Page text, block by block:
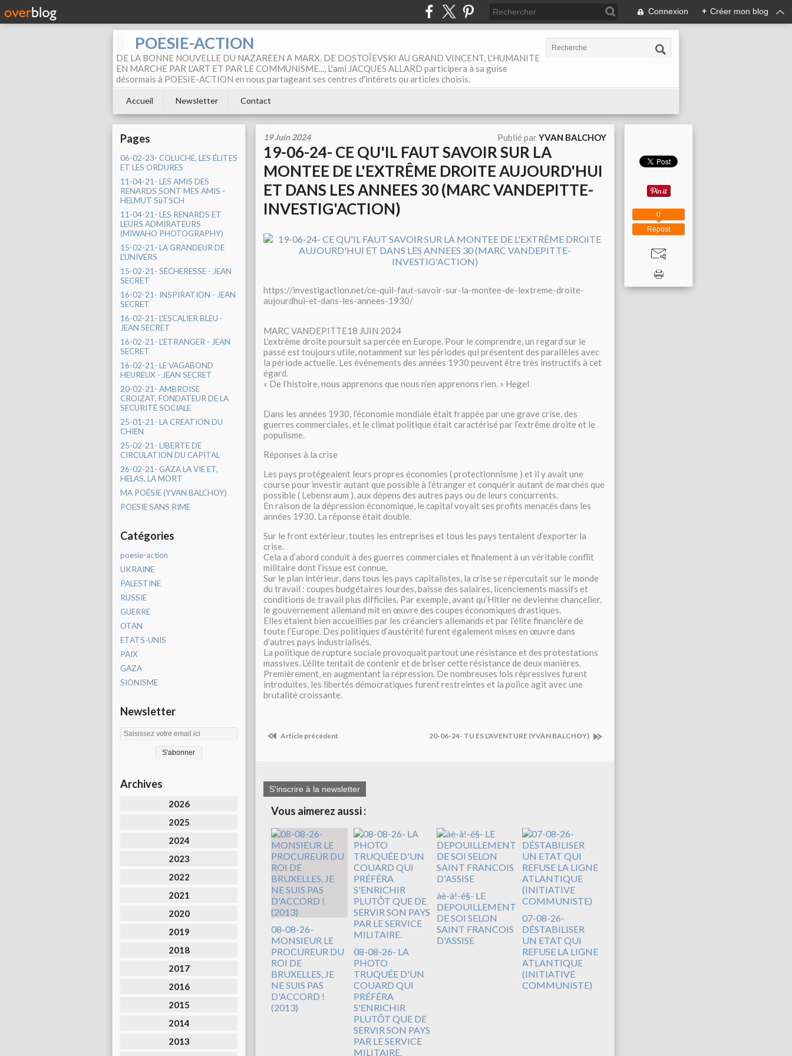
Connexion + Créer mon blog
POESIE-ACTION
DE LA BONNE NOUVELLE DU NAZAREEN A MARX, DE DOSTOÏEVSKI AU GRAND VINCENT, L'HUMANITE
EN MARCHE PAR L'ART ET PAR LE COMMUNISME..., L'ami JACQUES ALLARD participera à sa guise
désormais à POESIE-ACTION en nous partageant ses centres d'intérets ou articles choisis.
Accueil Newsletter Contact
Pages
06-02-23- COLUCHE, LES ÉLITES
ET LES ORDURES
11-04-21- LES AMIS DES
RENARDS SONT MES AMIS -
HELMUT SüTSCH
11-04-21- LES RENARDS ET
LEURS ADMIRATEURS
(MIWAHO PHOTOGRAPHY)
15-02-21- LA GRANDEUR DE
L'UNIVERS
15-02-21- SÉCHERESSE - JEAN
SECRET
16-02-21- INSPIRATION - JEAN
SECRET
16-02-21- L'ESCALIER BLEU -
JEAN SECRET
16-02-21- L'ETRANGER - JEAN
SECRET
16-02-21- LE VAGABOND
HEUREUX - JEAN SECRET
20-02-21- AMBROISE
CROIZAT, FONDATEUR DE LA
SECURITÉ SOCIALE
25-01-21- LA CREATION DU
CHIEN
25-02-21- LIBERTE DE
CIRCULATION DU CAPITAL
26-02-21- GAZA LA VIE ET,
HELAS, LA MORT
MA POÉSIE (YVAN BALCHOY)
POESIE SANS RIME
Catégories
poesie-action
UKRAINE
PALESTINE
RUSSIE
GUERRE
OTAN
ETATS-UNIS
PAIX
GAZA
SIONISME
Newsletter
Archives
2026
2025
2024
2023
2022
2021
2020
2019
2018
2017
2016
2015
2014
2013
19 Juin 2024 Publié parYVAN BALCHOY
19-06-24- CE QU'IL FAUT SAVOIR SUR LA
MONTEE DE L'EXTRÊME DROITE AUJOURD'HUI
ET DANS LES ANNEES 30 (MARC VANDEPITTE-
INVESTIG'ACTION)
https://investigaction.net/ce-quil-faut-savoir-sur-la-montee-de-lextreme-droite-
aujourdhui-et-dans-les-annees-1930/
MARC VANDEPITTE18 JUIN 2024
L'extrême droite poursuit sa percée en Europe. Pour le comprendre, un regard sur le
passé est toujours utile, notamment sur les périodes qui présentent des parallèles avec
la période actuelle. Les événements des années 1930 peuvent être très instructifs à cet
égard.
« De l’histoire, nous apprenons que nous n’en apprenons rien. » Hegel
Dans les années 1930, l’économie mondiale était frappée par une grave crise, des
guerres commerciales, et le climat politique était caractérisé par l’extrême droite et le
populisme.
Réponses à la crise
Les pays protégeaient leurs propres économies ( protectionnisme ) et il y avait une
course pour investir autant que possible à l’étranger et conquérir autant de marchés que
possible ( Lebensraum ), aux dépens des autres pays ou de leurs concurrents.
En raison de la dépression économique, le capital voyait ses profits menacés dans les
années 1930. La réponse était double.
Sur le front extérieur, toutes les entreprises et tous les pays tentaient d’exporter la
crise.
Cela a d’abord conduit à des guerres commerciales et finalement à un véritable conflit
militaire dont l’issue est connue.
Sur le plan intérieur, dans tous les pays capitalistes, la crise se répercutait sur le monde
du travail : coupes budgétaires lourdes, baisse des salaires, licenciements massifs et
conditions de travail plus difficiles. Par exemple, avant qu’Hitler ne devienne chancelier,
le gouvernement allemand mit en œuvre des coupes économiques drastiques.
Elles étaient bien accueillies par les créanciers allemands et par l’élite financière de
toute l’Europe. Des politiques d’austérité furent également mises en œuvre dans
d’autres pays industrialisés.
La politique de rupture sociale provoquait partout une résistance et des protestations
massives. L’élite tentait de contenir et de briser cette résistance de deux manières.
Premièrement, en augmentant la répression. De nombreuses lois répressives furent
introduites, les libertés démocratiques furent restreintes et la police agit avec une
brutalité croissante.
Article précédent 20-06-24- TU ES L'AVENTURE (YVAN BALCHOY)
S'inscrire à la newsletter
Vous aimerez aussi :
08-08-26-
MONSIEUR LE
PROCUREUR DU
ROI DE
BRUXELLES, JE
NE SUIS PAS
D'ACCORD !
(2013)
08-08-26- LA
PHOTO
TRUQUÉE D'UN
COUARD QUI
PRÉFÉRA
S'ENRICHIR
PLUTÔT QUE DE
SERVIR SON PAYS
PAR LE SERVICE
MILITAIRE.
àè-à!-é§- LE
DEPOUILLEMENT
DE SOI SELON
SAINT FRANCOIS
D'ASSISE
07-08-26-
DÉSTABILISER
UN ETAT QUI
REFUSE LA LIGNE
ATLANTIQUE
(INITIATIVE
COMMUNISTE)
Repost
0